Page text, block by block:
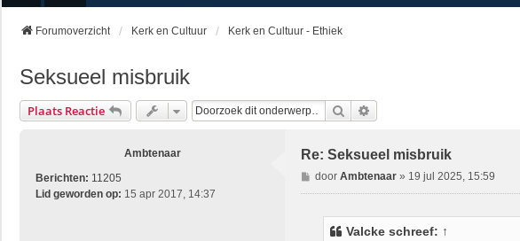
Forumoverzicht Kerk en Cultuur Kerk en Cultuur - Ethiek
Seksueel misbruik
Plaats Reactie Zoek
Ambtenaar
Berichten: 11205
Lid geworden op: 15 apr 2017, 14:37
Re: Seksueel misbruik
B
e
door Ambtenaar» 19 jul 2025, 15:59
Valcke schreef: ↑